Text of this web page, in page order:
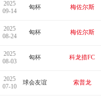
2025
09-14
匈杯 梅佐尔斯
2025
08-24
匈杯 梅佐尔斯
2025
08-03
匈杯 科龙措FC
2025
07-10
球会友谊 索普龙